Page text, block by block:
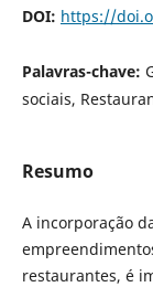
DOI: https://
Palavras-chave:
sociais,
Resumo
A incorporação
restaurantes, é